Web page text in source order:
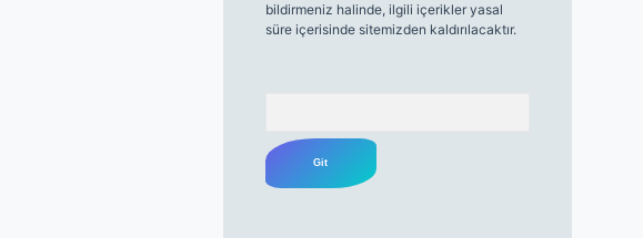
bildirmeniz halinde, ilgili içerikler yasal
süre içerisinde sitemizden kaldırılacaktır.